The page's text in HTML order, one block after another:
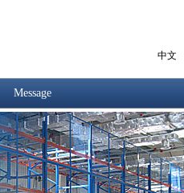
中文
Message